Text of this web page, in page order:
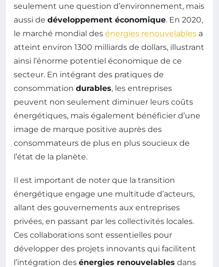
seulement une question d’environnement, mais
aussi de développement économique. En 2020,
le marché mondial des énergies renouvelables a
atteint environ 1300 milliards de dollars, illustrant
ainsi l’énorme potentiel économique de ce
secteur. En intégrant des pratiques de
consommation durables, les entreprises
peuvent non seulement diminuer leurs coûts
énergétiques, mais également bénéficier d’une
image de marque positive auprès des
consommateurs de plus en plus soucieux de
l’état de la planète.
Il est important de noter que la transition
énergétique engage une multitude d’acteurs,
allant des gouvernements aux entreprises
privées, en passant par les collectivités locales.
Ces collaborations sont essentielles pour
développer des projets innovants qui facilitent
l’intégration des énergies renouvelables dans